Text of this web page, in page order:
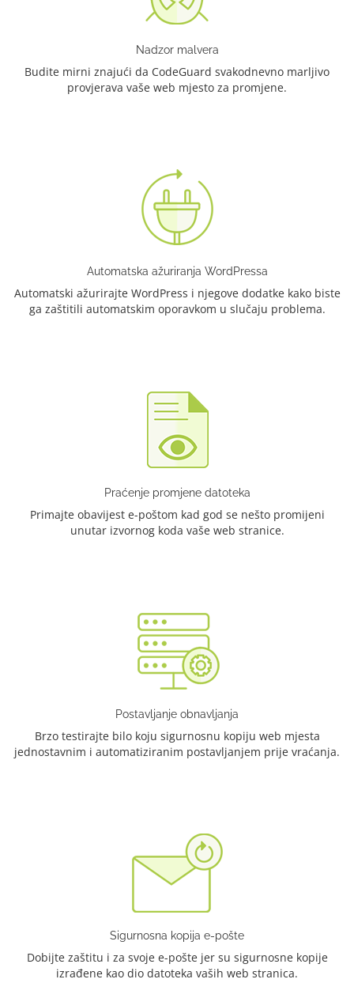
Nadzor malvera
Budite mirni znajući da CodeGuard svakodnevno marljivo
provjerava vaše web mjesto za promjene.
Automatska ažuriranja WordPressa
Automatski ažurirajte WordPress i njegove dodatke kako biste
ga zaštitili automatskim oporavkom u slučaju problema.
Praćenje promjene datoteka
Primajte obavijest e-poštom kad god se nešto promijeni
unutar izvornog koda vaše web stranice.
Postavljanje obnavljanja
Brzo testirajte bilo koju sigurnosnu kopiju web mjesta
jednostavnim i automatiziranim postavljanjem prije vraćanja.
Sigurnosna kopija e-pošte
Dobijte zaštitu i za svoje e-pošte jer su sigurnosne kopije
izrađene kao dio datoteka vaših web stranica.